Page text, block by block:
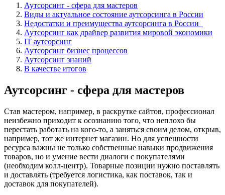
Аутсорсинг - сфера для мастеров
Виды и актуальное состояние аутсорсинга в России
Недостатки и преимущества аутсорсинга в России
Аутсорсинг как драйвер развития мировой экономики
IT аутсорсинг
Аутсорсинг бизнес процессов
Аутсорсинг знаний
В качестве итогов
Аутсорсинг - сфера для мастеров
Став мастером, например, в раскрутке сайтов, профессионал
неизбежно приходит к осознанию того, что неплохо бы
перестать работать на кого-то, а заняться своим делом, открыв,
например, тот же интернет магазин. Но для успешности
ресурса важны не только собственные навыки продвижения
товаров, но и умение вести диалоги с покупателями
(необходим колл-центр). Товарные позиции нужно поставлять
и доставлять (требуется логистика, как поставок, так и
доставок для покупателей).